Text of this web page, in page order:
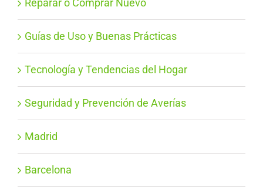
Reparar o Comprar Nuevo
Guías de Uso y Buenas Prácticas
Tecnología y Tendencias del Hogar
Seguridad y Prevención de Averías
Madrid
Barcelona